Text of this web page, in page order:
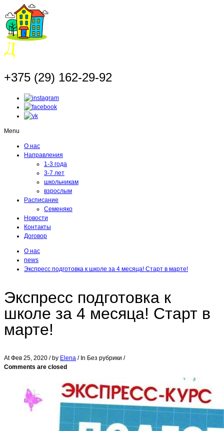
+375 (29) 162-29-92
Menu
О нас
Направления
1-3 года
3-7 лет
школьникам
взрослым
Расписание
Семеняко
Новости
Контакты
Договор
О нас
news
Экспресс подготовка к школе за 4 месяца! Старт в марте!
Экспресс подготовка к
школе за 4 месяца! Старт в
марте!
AtФев 25, 2020 / by Elena / In Без рубрики /
Comments are closed